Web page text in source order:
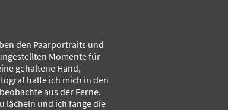
den Paarportraits und
Momente für
gehaltene Hand,
halte ich mich in den
aus der Ferne.
lächeln und ich fange die